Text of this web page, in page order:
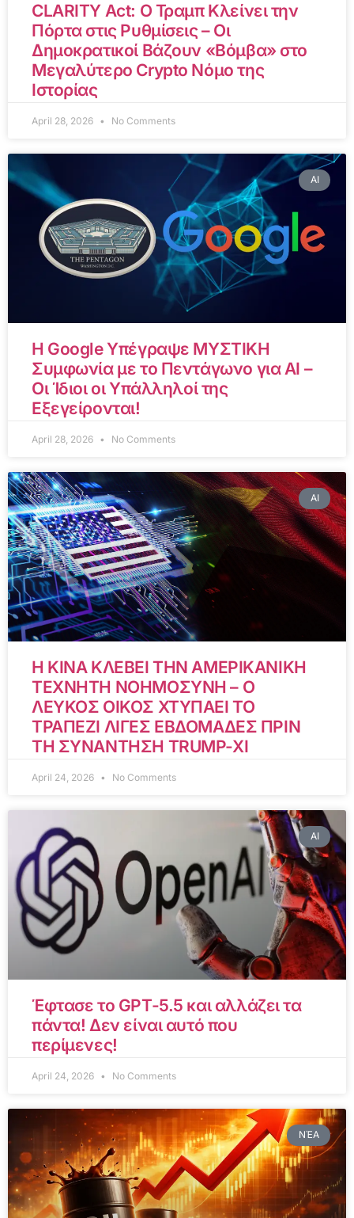
CLARITY Act: Ο Τραμπ Κλείνει την
Πόρτα στις Ρυθμίσεις – Οι
Δημοκρατικοί Βάζουν «Βόμβα» στο
Μεγαλύτερο Crypto Νόμο της
Ιστορίας
April 28, 2026 No Comments
AI
Η Google Υπέγραψε ΜΥΣΤΙΚΗ
Συμφωνία με το Πεντάγωνο για AI –
Οι Ίδιοι οι Υπάλληλοί της
Εξεγείρονται!
April 28, 2026 No Comments
AI
Η ΚΙΝΑ ΚΛΕΒΕΙ ΤΗΝ ΑΜΕΡΙΚΑΝΙΚΗ
ΤΕΧΝΗΤΗ ΝΟΗΜΟΣΥΝΗ – Ο
ΛΕΥΚΟΣ ΟΙΚΟΣ ΧΤΥΠΑΕΙ ΤΟ
ΤΡΑΠΕΖΙ ΛΙΓΕΣ ΕΒΔΟΜΑΔΕΣ ΠΡΙΝ
ΤΗ ΣΥΝΑΝΤΗΣΗ TRUMP-XI
April 24, 2026 No Comments
AI
Έφτασε το GPT-5.5 και αλλάζει τα
πάντα! Δεν είναι αυτό που
περίμενες!
April 24, 2026 No Comments
ΝΈΑ